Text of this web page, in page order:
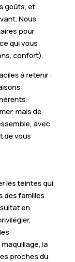
goûts, et
Nous
pour
qui vous
confort).
à retenir :
mais de
avec
de vous
les teintes qui
des familles
en
la
proches du